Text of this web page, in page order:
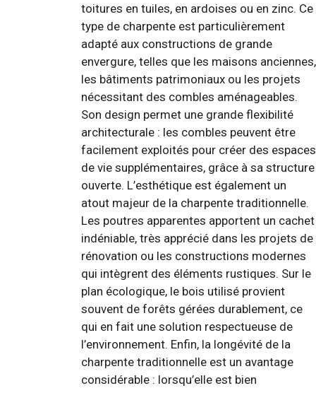
toitures en tuiles, en ardoises ou en zinc. Ce
type de charpente est particulièrement
adapté aux constructions de grande
envergure, telles que les maisons anciennes,
les bâtiments patrimoniaux ou les projets
nécessitant des combles aménageables.
Son design permet une grande flexibilité
architecturale : les combles peuvent être
facilement exploités pour créer des espaces
de vie supplémentaires, grâce à sa structure
ouverte. L’esthétique est également un
atout majeur de la charpente traditionnelle.
Les poutres apparentes apportent un cachet
indéniable, très apprécié dans les projets de
rénovation ou les constructions modernes
qui intègrent des éléments rustiques. Sur le
plan écologique, le bois utilisé provient
souvent de forêts gérées durablement, ce
qui en fait une solution respectueuse de
l’environnement. Enfin, la longévité de la
charpente traditionnelle est un avantage
considérable : lorsqu’elle est bien